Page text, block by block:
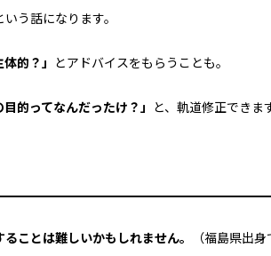
いう話になります。
的？」 とアドバイスをもらうことも。
目的ってなんだったけ？」 と、軌道修正できま
ことは難しいかもしれません。
（福島県出